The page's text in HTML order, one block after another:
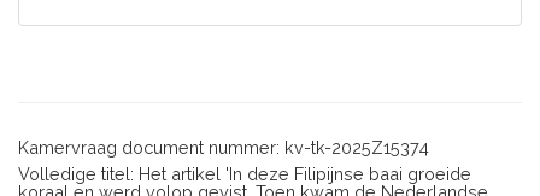
Kamervraag document nummer: kv-tk-2025Z15374
Volledige titel: Het artikel 'In deze Filipijnse baai groeide
koraal en werd volop gevist. Toen kwam de Nederlandse